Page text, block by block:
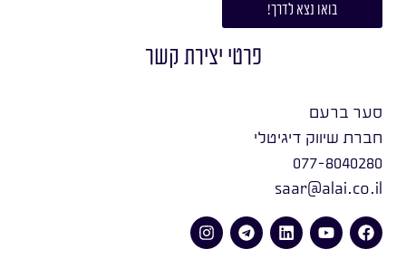
בואו נצא לדרך!
פרטי יצירת קשר
סער ברעם
חברת שיווק דיגיטלי
077-8040280
saar@alai.co.il